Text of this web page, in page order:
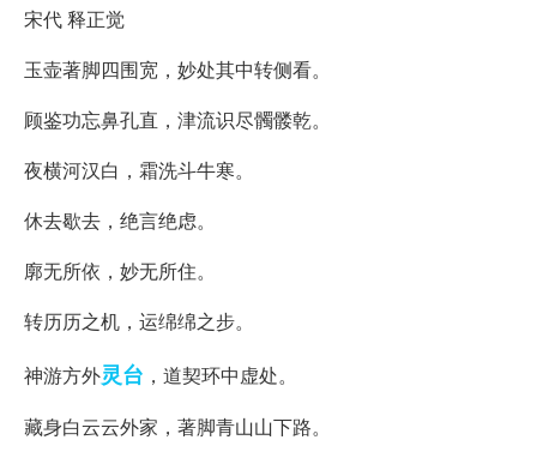
宋代 释正觉
玉壶著脚四围宽，妙处其中转侧看。
顾鉴功忘鼻孔直，津流识尽髑髅乾。
夜横河汉白，霜洗斗牛寒。
休去歇去，绝言绝虑。
廓无所依，妙无所住。
转历历之机，运绵绵之步。
神游方外灵台 ，道契环中虚处。
藏身白云云外家，著脚青山山下路。